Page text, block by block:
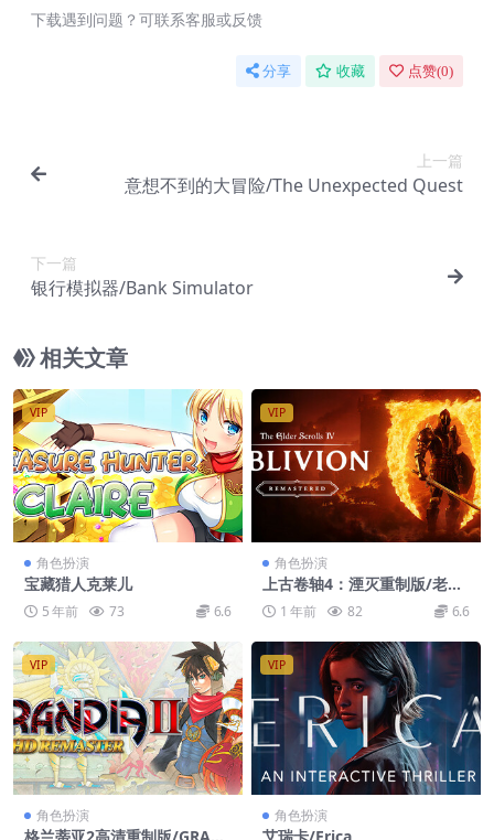
下载遇到问题？可联系客服或反馈
分享 收藏 点赞(0)
上一篇
意想不到的大冒险/The Unexpected Quest
下一篇
银行模拟器/Bank Simulator
相关文章
VIP
角色扮演
宝藏猎人克莱儿
5 年前 73 6.6
VIP
角色扮演
上古卷轴4：湮灭重制版/老滚
4重制版/The Elder Scrolls I
V: Oblivion Remastered
1 年前 82 6.6
VIP
角色扮演
格兰蒂亚2高清重制版/GRAN
VIP
角色扮演
艾瑞卡/Erica